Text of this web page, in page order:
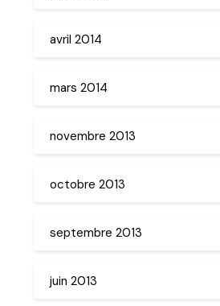
avril 2014
mars 2014
novembre 2013
octobre 2013
septembre 2013
juin 2013